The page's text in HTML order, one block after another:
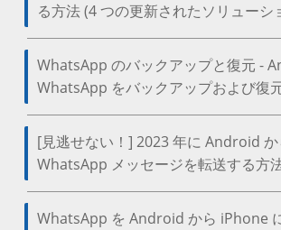
る方法 (4 つの更新されたソリューシ
WhatsApp のバックアップと復元 -
WhatsApp をバックアップおよび復
[見逃せない！] 2023 年に Android
WhatsApp メッセージを転送する方
WhatsApp を Android から iPhone